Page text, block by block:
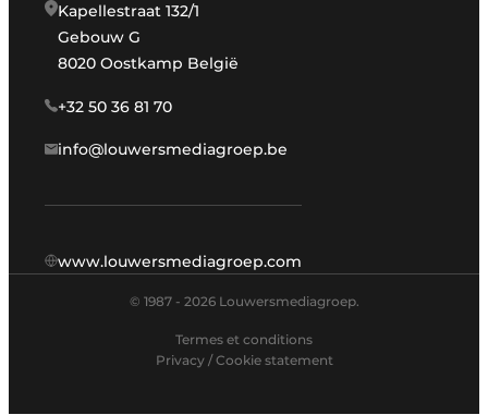
Kapellestraat 132/1
Gebouw G
8020 Oostkamp België
+32 50 36 81 70
info@louwersmediagroep.be
www.louwersmediagroep.com
© 1987 - 2026 Louwersmediagroep.
Termes et conditions
Privacy / Cookie statement